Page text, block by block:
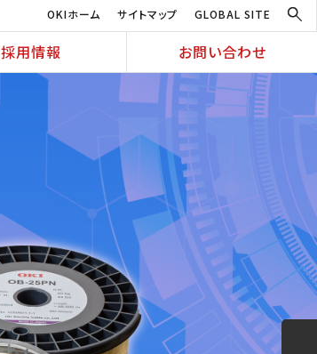
OKIホーム サイトマップ GLOBAL SITE
採用情報 お問い合わせ